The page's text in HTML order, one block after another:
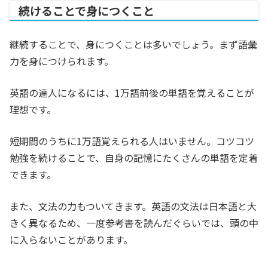
続けることで身につくこと
継続することで、身につくことは多いでしょう。まず語彙
力を身につけられます。
英語の達人になるには、1万語前後の単語を覚えることが
理想です。
短期間のうちに1万語覚えられる人はいません。コツコツ
勉強を続けることで、自身の記憶にたくさんの単語を定着
できます。
また、文法の力もついてきます。英語の文法は日本語と大
きく異なるため、一度参考書を読んだぐらいでは、頭の中
に入らないことがあります。